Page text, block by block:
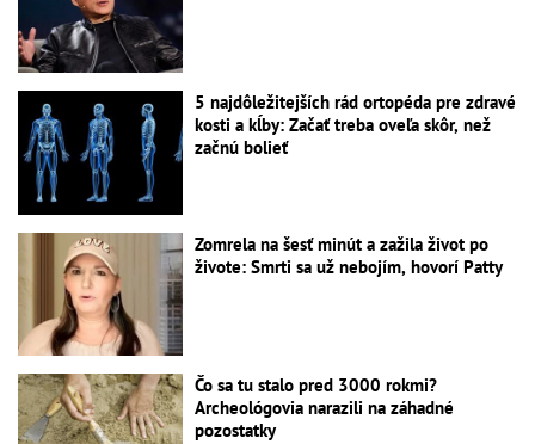
5 najdôležitejších rád ortopéda pre zdravé
kosti a kĺby: Začať treba oveľa skôr, než
začnú bolieť
Zomrela na šesť minút a zažila život po
živote: Smrti sa už nebojím, hovorí Patty
Čo sa tu stalo pred 3000 rokmi?
Archeológovia narazili na záhadné
pozostatky